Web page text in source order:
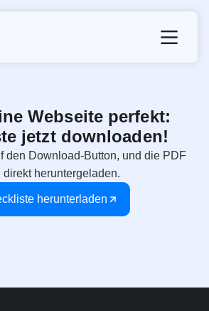
Webseite perfekt:
jetzt downloaden!
den Download-Button, und die PDF
direkt heruntergeladen.
herunterladen